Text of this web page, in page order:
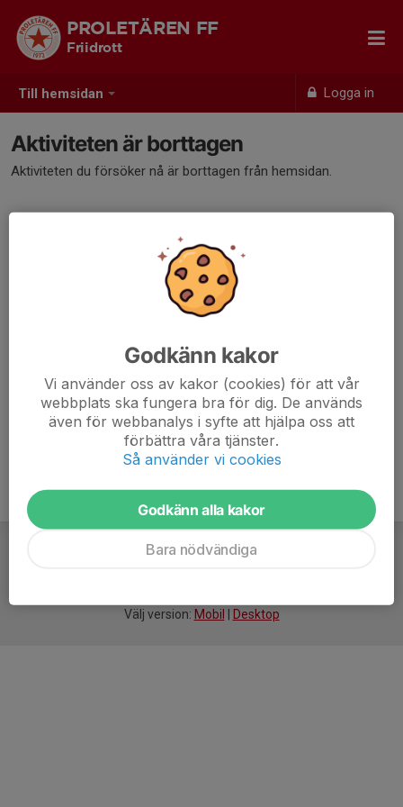
Till hemsidan Logga in
PROLETÄREN FF
Friidrott
Aktiviteten är borttagen
Aktiviteten du försöker nå är borttagen från hemsidan.
Välj version: Mobil Desktop
Godkänn kakor
Vi använder oss av kakor (cookies) för att vår
webbplats ska fungera bra för dig. De används
även för webbanalys i syfte att hjälpa oss att
förbättra våra tjänster.
Så använder vi cookies
Godkänn alla kakor
Bara nödvändiga